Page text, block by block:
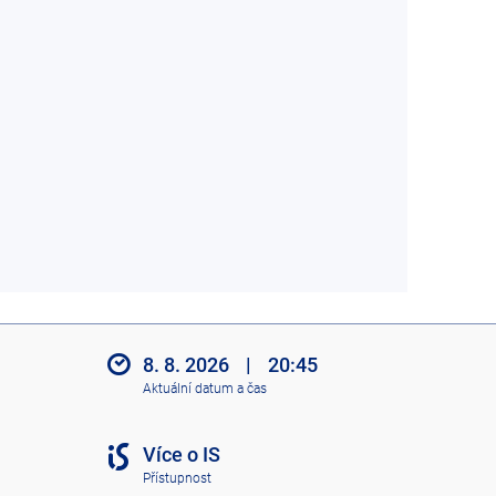
8. 8. 2026 | 20:45
Aktuální datum a čas
Více o IS
Přístupnost